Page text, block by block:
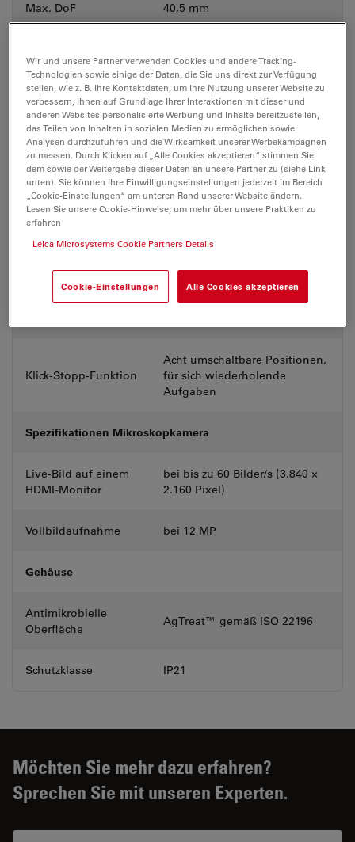
Max. DoF 40,5 mm
Optische Daten für PlanApo 1.0x
Max.
Messgenauigkeit bei
0,75-fachem Zoom
+/- 1 %
Max.
Messgenauigkeit bei
Objektiv
Klick-Stopp-Funktion
Acht umschaltbare Positionen,
für sich wiederholende
Aufgaben
Spezifikationen Mikroskopkamera
Live-Bild auf einem
HDMI-Monitor
bei bis zu 60 Bilder/s (3.840 ×
2.160 Pixel)
Vollbildaufnahme bei 12 MP
Gehäuse
Antimikrobielle
Oberfläche
AgTreat™ gemäß ISO 22196
Schutzklasse IP21
Möchten Sie mehr dazu erfahren?
Sprechen Sie mit unseren Experten.
Wir und unsere Partner verwenden Cookies und andere Tracking-
Technologien sowie einige der Daten, die Sie uns direkt zur Verfügung
stellen, wie z. B. Ihre Kontaktdaten, um Ihre Nutzung unserer Website zu
verbessern, Ihnen auf Grundlage Ihrer Interaktionen mit dieser und
anderen Websites personalisierte Werbung und Inhalte bereitzustellen,
das Teilen von Inhalten in sozialen Medien zu ermöglichen sowie
Analysen durchzuführen und die Wirksamkeit unserer Werbekampagnen
zu messen. Durch Klicken auf „Alle Cookies akzeptieren“ stimmen Sie
dem sowie der Weitergabe dieser Daten an unsere Partner zu (siehe Link
unten). Sie können Ihre Einwilligungseinstellungen jederzeit im Bereich
„Cookie-Einstellungen“ am unteren Rand unserer Website ändern.
Lesen Sie unsere Cookie-Hinweise, um mehr über unsere Praktiken zu
erfahren
Leica Microsystems Cookie Partners Details
Cookie-Einstellungen Alle Cookies akzeptieren